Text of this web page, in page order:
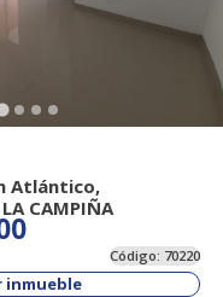
Atlántico,
CAMPIÑA
Código: 70220
inmueble